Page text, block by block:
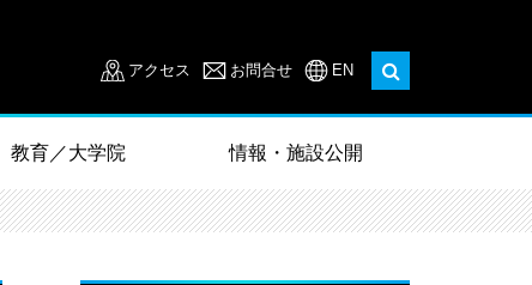
アクセス お問合せ EN
教育／大学院 情報・施設公開